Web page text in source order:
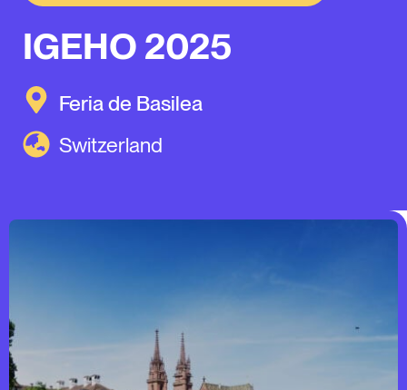
IGEHO 2025
Feria de Basilea
Switzerland